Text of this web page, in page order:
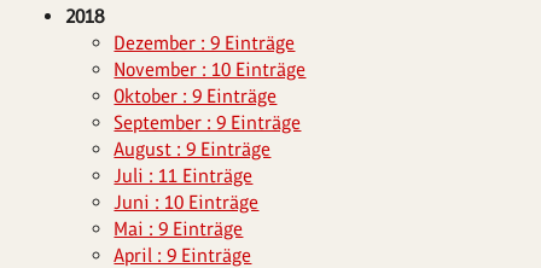
2018
Dezember : 9 Einträge
November : 10 Einträge
Oktober : 9 Einträge
September : 9 Einträge
August : 9 Einträge
Juli : 11 Einträge
Juni : 10 Einträge
Mai : 9 Einträge
April : 9 Einträge